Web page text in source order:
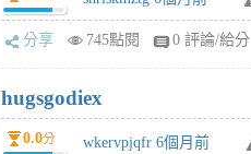
分享 745點閱 0 評論/給分
hugsgodiex
0.0分 wkervpjqfr 6個月前